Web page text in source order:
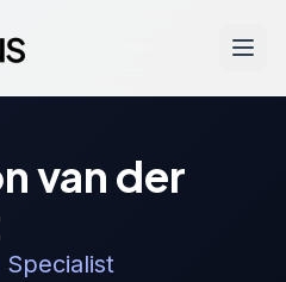
van der